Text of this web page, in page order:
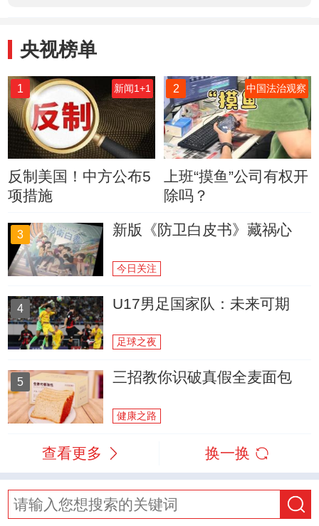
央视榜单
1 新闻1+1
反制美国！中方公布5
项措施
2 中国法治观察
上班“摸鱼”公司有权开
除吗？
3 新版《防卫白皮书》藏祸心
今日关注
4 U17男足国家队：未来可期
足球之夜
5 三招教你识破真假全麦面包
健康之路
查看更多 换一换